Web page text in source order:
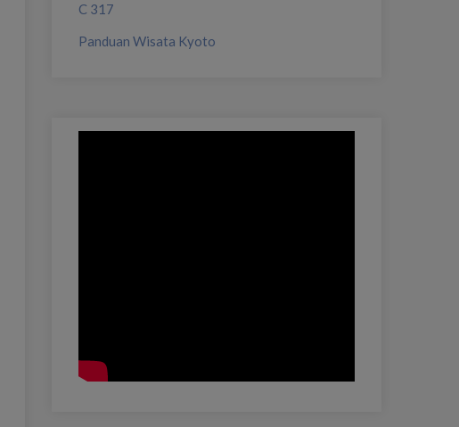
C 317
Panduan Wisata Kyoto